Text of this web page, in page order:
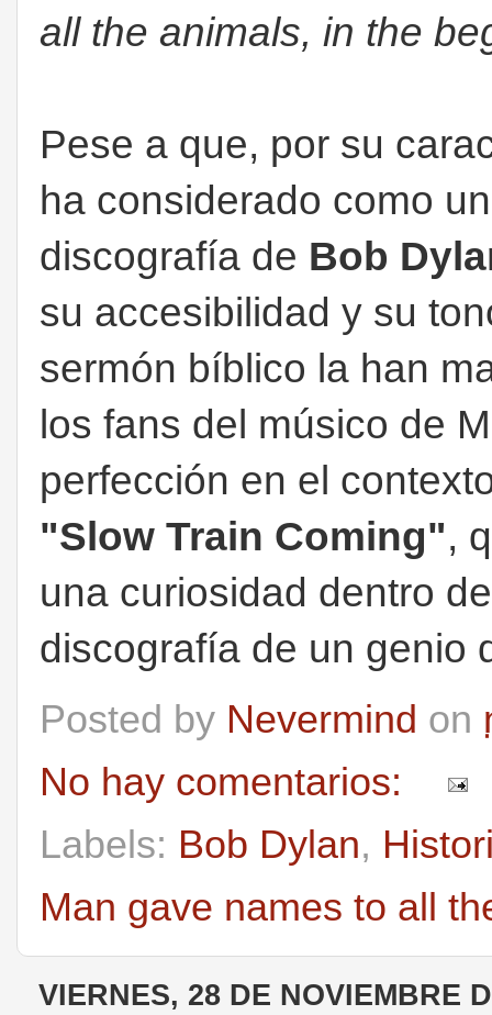
all the animals, in the
Pese a que, por su
ha considerado como
discografía de Bob
su accesibilidad y su
sermón bíblico la han
los fans del músico de
perfección en el
"Slow Train Coming",
una curiosidad dentro
discografía de un genio
Posted by Nevermind on
No hay comentarios:
Labels: Bob Dylan,
Man gave names to all
VIERNES, 28 DE NOVIEMBRE